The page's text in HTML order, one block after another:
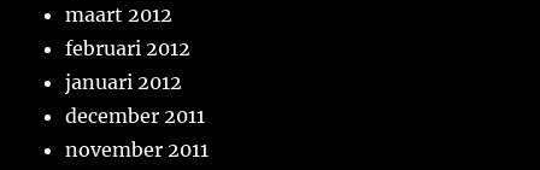
maart 2012
februari 2012
januari 2012
december 2011
november 2011